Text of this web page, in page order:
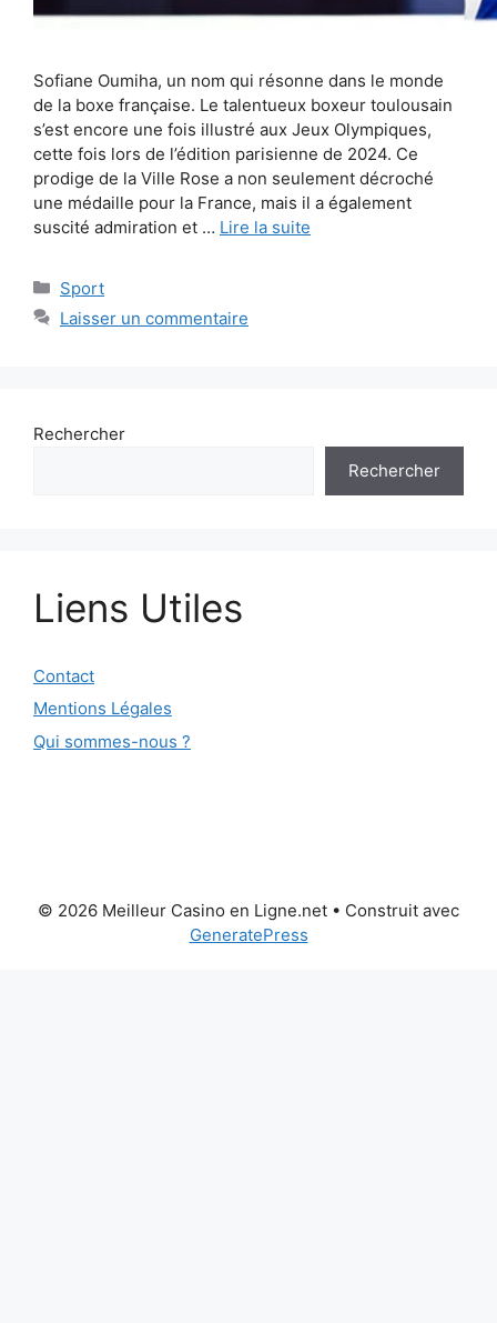
Sofiane Oumiha, un nom qui résonne dans le monde
de la boxe française. Le talentueux boxeur toulousain
s’est encore une fois illustré aux Jeux Olympiques,
cette fois lors de l’édition parisienne de 2024. Ce
prodige de la Ville Rose a non seulement décroché
une médaille pour la France, mais il a également
suscité admiration et … Lire la suite
Catégories
Sport
Laisser un commentaire
Rechercher
Rechercher
Liens Utiles
Contact
Mentions Légales
Qui sommes-nous ?
© 2026 Meilleur Casino en Ligne.net • Construit avec
GeneratePress